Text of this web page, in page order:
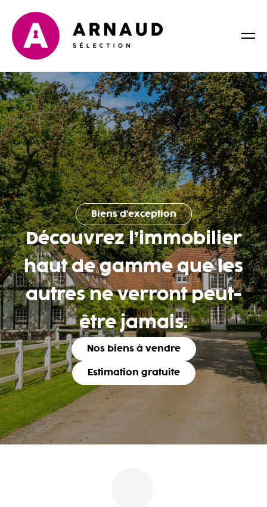
Biens d'exception
Découvrez l’immobilier
haut de gamme que les
autres ne verront peut-
être jamais.
Nos biens à vendre
Estimation gratuite